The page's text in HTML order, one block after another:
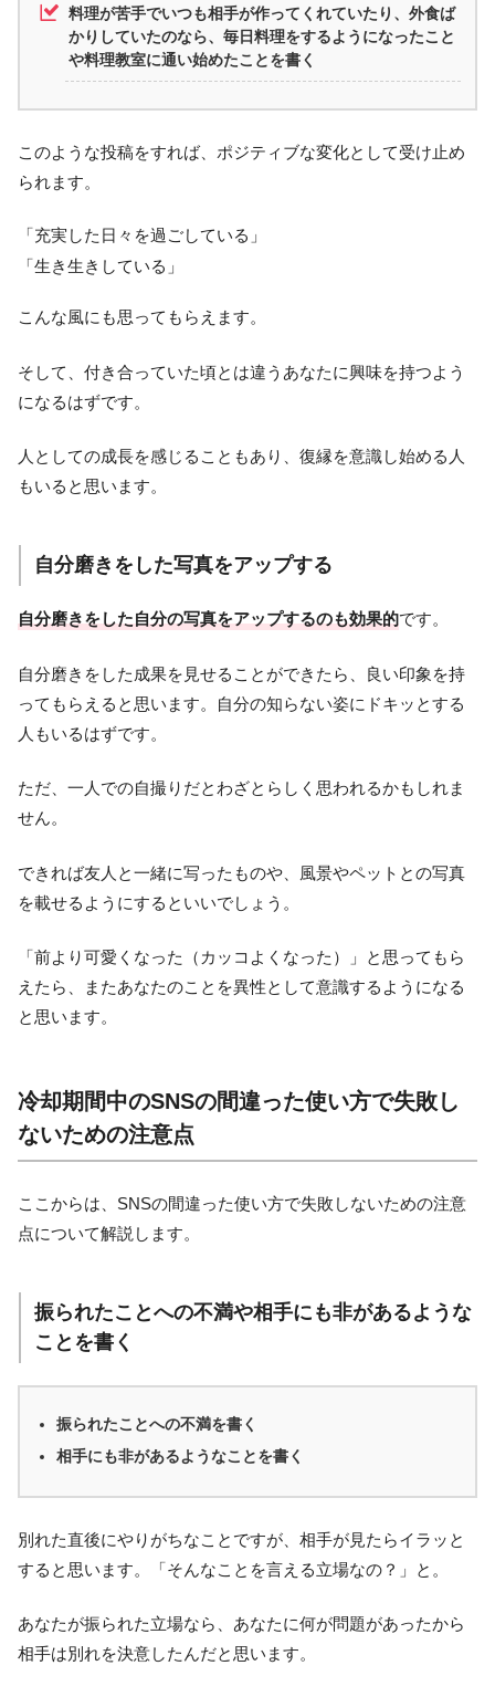
料理が苦手でいつも相手が作ってくれていたり、外食ば
かりしていたのなら、毎日料理をするようになったこと
や料理教室に通い始めたことを書く
このような投稿をすれば、ポジティブな変化として受け止め
られます。
「充実した日々を過ごしている」
「生き生きしている」
こんな風にも思ってもらえます。
そして、付き合っていた頃とは違うあなたに興味を持つよう
になるはずです。
人としての成長を感じることもあり、復縁を意識し始める人
もいると思います。
自分磨きをした写真をアップする
自分磨きをした自分の写真をアップするのも効果的です。
自分磨きをした成果を見せることができたら、良い印象を持
ってもらえると思います。自分の知らない姿にドキッとする
人もいるはずです。
ただ、一人での自撮りだとわざとらしく思われるかもしれま
せん。
できれば友人と一緒に写ったものや、風景やペットとの写真
を載せるようにするといいでしょう。
「前より可愛くなった（カッコよくなった）」と思ってもら
えたら、またあなたのことを異性として意識するようになる
と思います。
冷却期間中のSNSの間違った使い方で失敗し
ないための注意点
ここからは、SNSの間違った使い方で失敗しないための注意
点について解説します。
振られたことへの不満や相手にも非があるような
ことを書く
振られたことへの不満を書く
相手にも非があるようなことを書く
別れた直後にやりがちなことですが、相手が見たらイラッと
すると思います。「そんなことを言える立場なの？」と。
あなたが振られた立場なら、あなたに何が問題があったから
相手は別れを決意したんだと思います。